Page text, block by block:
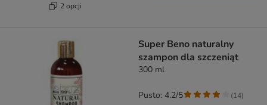
2 opcji
Super Beno naturalny
szampon dla szczeniąt
300 ml
Pusto: 4.2/5 (14)